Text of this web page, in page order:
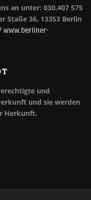
an unter: 030.407 575
Staße 36, 13353 Berlin
www.berliner-
und
und sie werden
Herkunft.